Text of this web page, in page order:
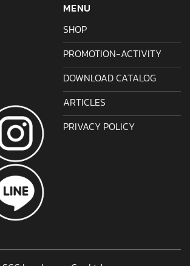
MENU
SHOP
PROMOTION-ACTIVITY
DOWNLOAD CATALOG
ARTICLES
PRIVACY POLICY